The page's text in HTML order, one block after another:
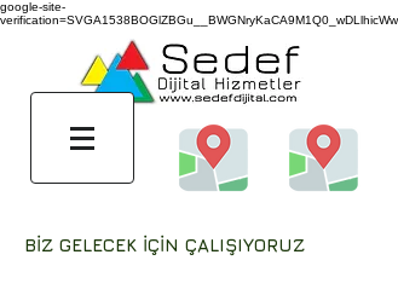
google-site-
verification=SVGA1538BOGlZBGu__BWGNryKaCA9M1Q0_wDLlhicWw
BİZ GELECEK İÇİN ÇALIŞIYORUZ